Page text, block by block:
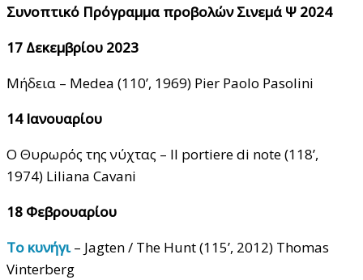
Συνοπτικό Πρόγραμμα προβολών Σινεμά Ψ 2024
17 Δεκεμβρίου 2023
Μήδεια – Medea (110’, 1969) Pier Paolo Pasolini
14 Ιανουαρίου
O Θυρωρός της νύχτας – Il portiere di note (118’,
1974) Liliana Cavani
18 Φεβρουαρίου
Το κυνήγι– Jagten / The Hunt (115’, 2012) Thomas
Vinterberg